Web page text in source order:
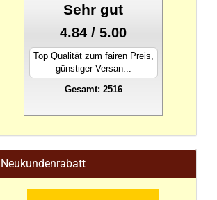
Sehr gut
4.84 / 5.00
Top Qualität zum fairen Preis,
günstiger Versan...
Gesamt: 2516
Neukundenrabatt